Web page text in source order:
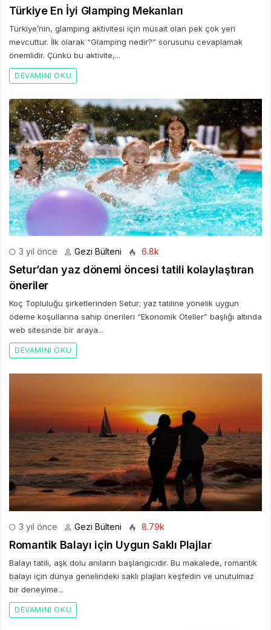
Türkiye En İyi Glamping Mekanları
Türkiye’nin, glamping aktivitesi için müsait olan pek çok yeri
mevcuttur. İlk olarak “Glamping nedir?” sorusunu cevaplamak
önemlidir. Çünkü bu aktivite,...
DEVAMINI OKU
3 yıl önce Gezi Bülteni 6.8k
Setur’dan yaz dönemi öncesi tatili kolaylaştıran
öneriler
Koç Topluluğu şirketlerinden Setur; yaz tatiline yönelik uygun
ödeme koşullarına sahip önerileri “Ekonomik Oteller” başlığı altında
web sitesinde bir araya...
DEVAMINI OKU
3 yıl önce Gezi Bülteni 8.79k
Romantik Balayı için Uygun Saklı Plajlar
Balayı tatili, aşk dolu anıların başlangıcıdır. Bu makalede, romantik
balayı için dünya genelindeki saklı plajları keşfedin ve unutulmaz
bir deneyime...
DEVAMINI OKU